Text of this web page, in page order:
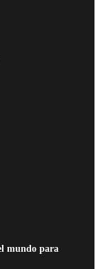
mundo para